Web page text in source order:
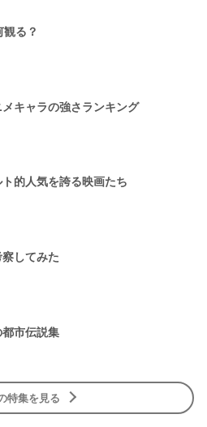
る？
キャラの強さランキング
ト的人気を誇る映画たち
してみた
市伝説集
特集を見る